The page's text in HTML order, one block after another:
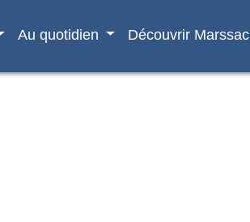
Au quotidien Découvrir Marssac